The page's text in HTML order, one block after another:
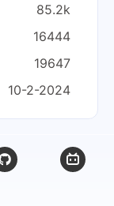
85.2k
16444
19647
10-2-2024